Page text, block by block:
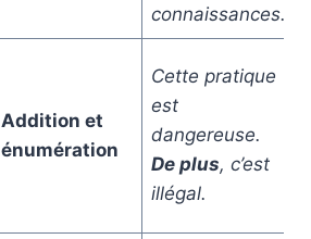
connaissances.
Addition et
énumération
Cette pratique
est
dangereuse.
De plus, c’est
illégal.